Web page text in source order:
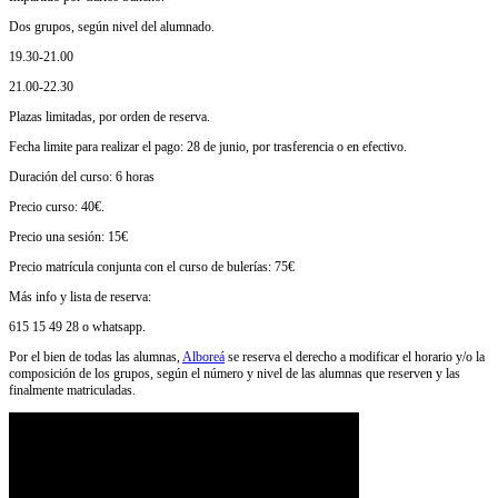
Dos grupos, según nivel del alumnado.
19.30-21.00
21.00-22.30
Plazas limitadas, por orden de reserva.
Fecha limite para realizar el pago: 28 de junio, por trasferencia o en efectivo.
Duración del curso: 6 horas
Precio curso: 40€.
Precio una sesión: 15€
Precio matrícula conjunta con el curso de bulerías: 75€
Más info y lista de reserva:
615 15 49 28 o whatsapp.
Por el bien de todas las alumnas,Alboreá se reserva el derecho a modificar el horario y/o la
composición de los grupos, según el número y nivel de las alumnas que reserven y las
finalmente matriculadas.